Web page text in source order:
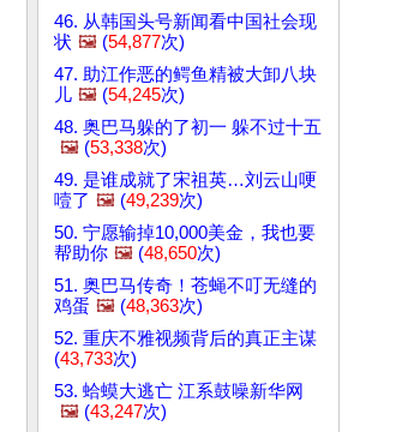
46. 从韩国头号新闻看中国社会现
状 🖼️ (54,877次)
47. 助江作恶的鳄鱼精被大卸八块
儿 🖼️ (54,245次)
48. 奥巴马躲的了初一 躲不过十五
🖼️ (53,338次)
49. 是谁成就了宋祖英…刘云山哽
噎了 🖼️ (49,239次)
50. 宁愿输掉10,000美金，我也要
帮助你 🖼️ (48,650次)
51. 奥巴马传奇！苍蝇不叮无缝的
鸡蛋 🖼️ (48,363次)
52. 重庆不雅视频背后的真正主谋
(43,733次)
53. 蛤蟆大逃亡 江系鼓噪新华网
🖼️ (43,247次)